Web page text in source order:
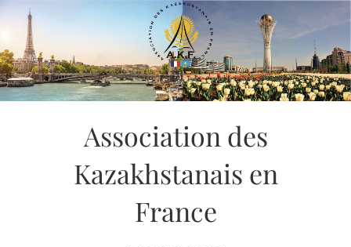
Skip
content
Association des
Kazakhstanais en
France